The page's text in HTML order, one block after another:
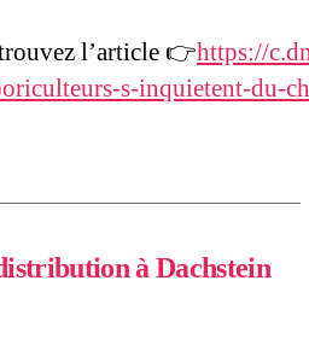
l’article 👉https://
s-inquietent-du-
à Dachstein